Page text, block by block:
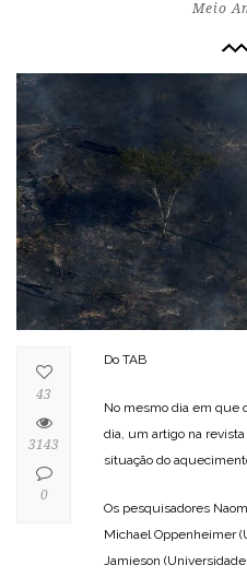
Meio
Do TAB
No mesmo dia em que
dia, um artigo na
situação do
Os pesquisadores
Michael Oppenheimer
Jamieson
43
3143
0